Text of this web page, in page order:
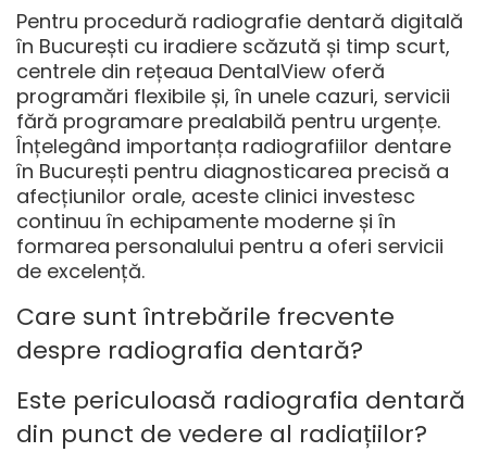
Pentru procedură radiografie dentară digitală
în București cu iradiere scăzută și timp scurt,
centrele din rețeaua DentalView oferă
programări flexibile și, în unele cazuri, servicii
fără programare prealabilă pentru urgențe.
Înțelegând importanța radiografiilor dentare
în București pentru diagnosticarea precisă a
afecțiunilor orale, aceste clinici investesc
continuu în echipamente moderne și în
formarea personalului pentru a oferi servicii
de excelență.
Care sunt întrebările frecvente
despre radiografia dentară?
Este periculoasă radiografia dentară
din punct de vedere al radiațiilor?